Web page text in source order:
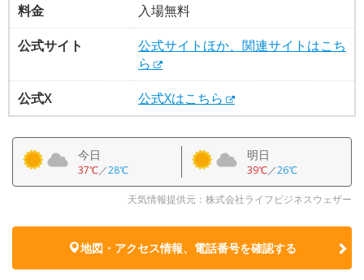
料金
入場無料
公式サイト
公式サイトほか、関連サイトはこち
ら
公式X
公式Xはこちら
今日
37℃／28℃
明日
39℃／26℃
天気情報提供元：株式会社ライフビジネスウェザー
地図・アクセス情報、電話番号を確認する